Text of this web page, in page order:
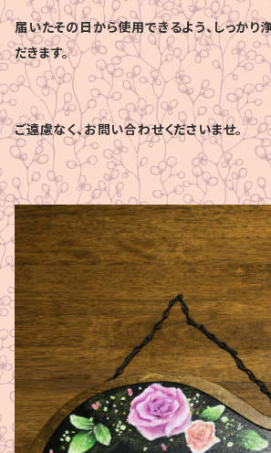
届いたその日から使用できるよう、しっかり
だきます。
ご遠慮なく、お問い合わせくださいませ。